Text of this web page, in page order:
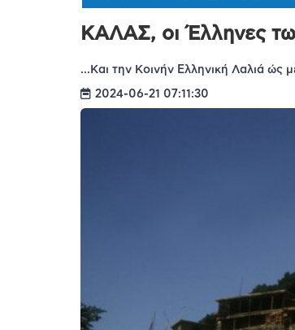
ΚΑΛΑΣ, οι Έλληνες
...Kαι την Kοινήν Eλληνική Λαλιά
2024-06-21 07:11:30